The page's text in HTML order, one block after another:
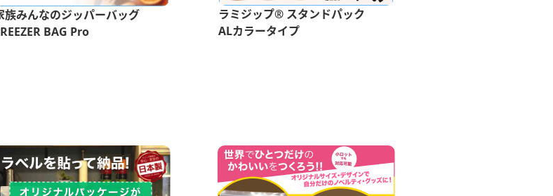
族みんなのジッパーバッグ
BAG Pro
ラミジップ® スタンドパック
ALカラータイプ